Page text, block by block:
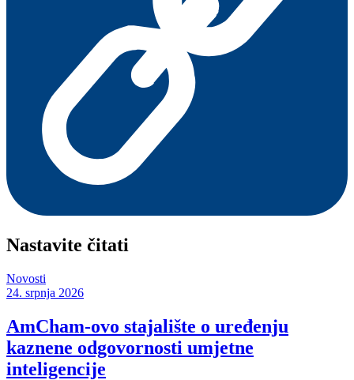
Nastavite čitati
Novosti
24. srpnja 2026
AmCham-ovo stajalište o uređenju
kaznene odgovornosti umjetne
inteligencije